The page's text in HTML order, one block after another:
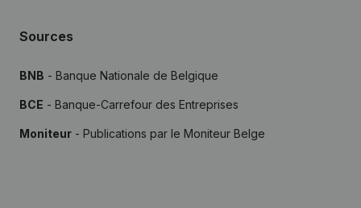
Sources
BNB - Banque Nationale de Belgique
BCE - Banque-Carrefour des Entreprises
Moniteur - Publications par le Moniteur Belge